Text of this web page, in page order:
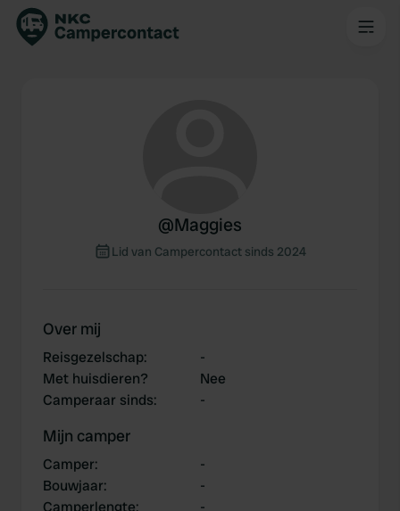
@Maggies
Lid van Campercontact sinds 2024
Over mij
Reisgezelschap:
-
Met huisdieren?
Nee
Camperaar sinds: -
Mijn camper
Camper:
-
Bouwjaar:
-
Camperlengte:
-